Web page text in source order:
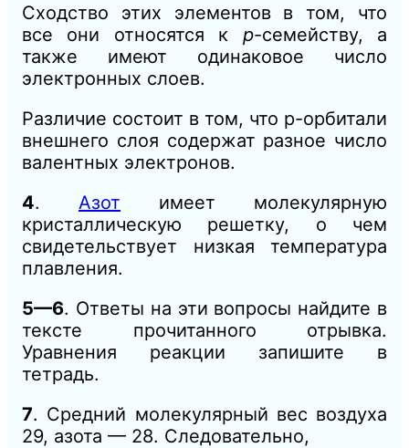
Сходство этих элементов в том, что
все они относятся к р-семейству, а
также имеют одинаковое число
электронных слоев.
Различие состоит в том, что р-орбитали
внешнего слоя содержат разное число
валентных электронов.
4. Азот имеет молекулярную
кристаллическую решетку, о чем
свидетельствует низкая температура
плавления.
5—6. Ответы на эти вопросы найдите в
тексте прочитанного отрывка.
Уравнения реакции запишите в
тетрадь.
7. Средний молекулярный вес воздуха
29, азота — 28. Следовательно,